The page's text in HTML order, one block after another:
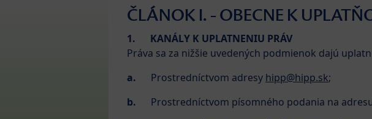
ČLÁNOK I. - OBECNE K
1. KANÁLY K UPLATNENIU PRÁV
Práva sa za nižšie uvedených podmienok dajú
a. Prostredníctvom adresy hipp@hipp.sk;
b. Prostredníctvom písomného podania na